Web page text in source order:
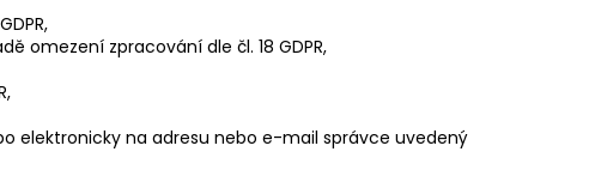
omezení zpracování dle čl. 18 GDPR,
elektronicky na adresu nebo e-mail správce uvedený